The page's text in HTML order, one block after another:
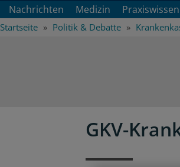
Nachrichten Medizin Praxiswissen
Startseite Politik & Debatte
GKV-